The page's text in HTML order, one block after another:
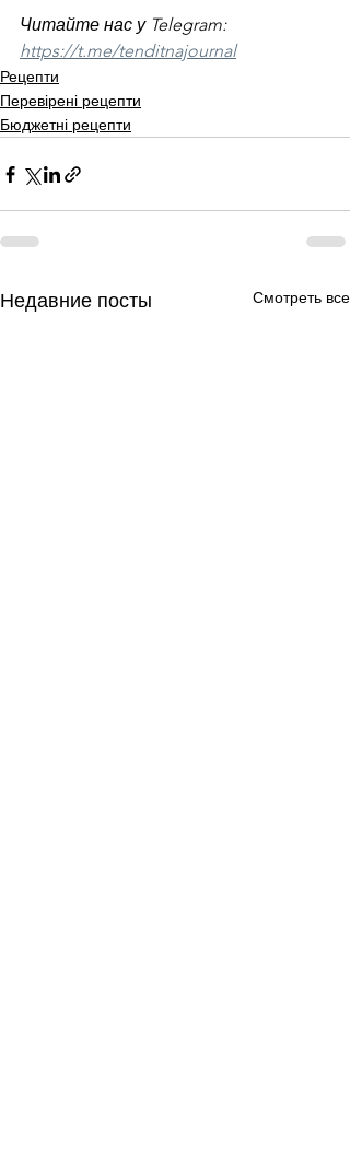
Читайте нас у Telegram:
https://t.me/tenditnajournal
Рецепти
Перевірені рецепти
Бюджетні рецепти
Недавние посты Смотреть все